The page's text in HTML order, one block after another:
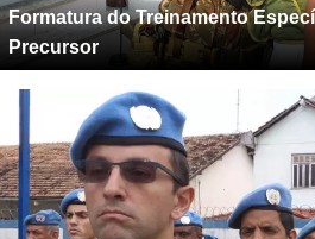
Formatura do Treinamento
Precursor